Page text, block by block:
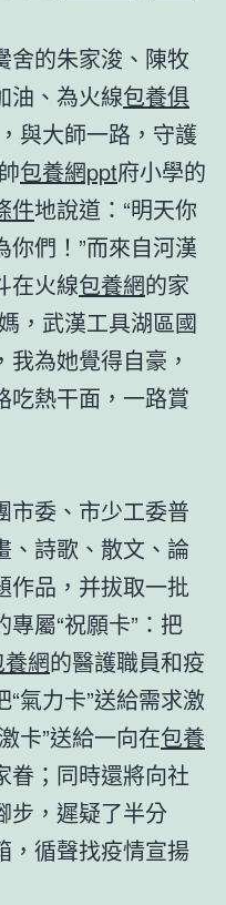
舍的朱家浚、陳牧
油、為火線包養俱
與大師一路，守護
包養網ppt府小學的
件地說道：“明天你
們！”而來自河漢
在火線包養網的家
，武漢工具湖區國
為她覺得自豪，
吃熱干面，一路賞
市委、市少工委普
、詩歌、散文、論
作品，并拔取一批
屬“祝願卡”：把
養網的醫護職員和疫
氣力卡”送給需求激
卡”送給一向在包養
眷；同時還將向社
步，遲疑了半分
，循聲找疫情宣揚